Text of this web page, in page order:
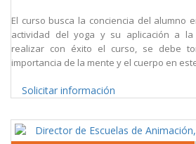
El curso busca la conciencia del alumno
actividad del yoga y su aplicación a
realizar con éxito el curso, se debe
importancia de la mente y el cuerpo en
Solicitar información